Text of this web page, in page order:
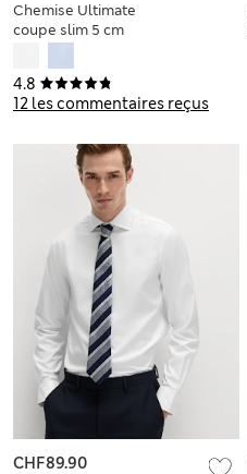
4.8
12 les commentaires reçus
Chemise Ultimate
coupe slim 5 cm
coton, sans
repassage
CHF89.90